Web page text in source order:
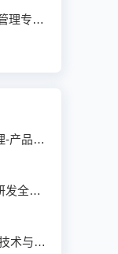
PMP国际项目管理专业人员资格认证培训班
AI赋能产品管理-产品全生命周期管理实战
LLM赋能软件研发全流程技术架构与最佳实践
Linux应用核心技术与AI实战特训营